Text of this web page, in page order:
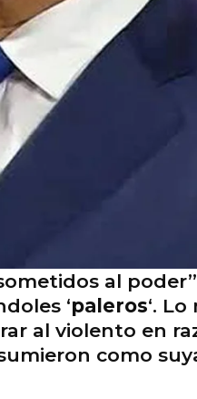
al
‘paleros‘. Lo
al violento en
como